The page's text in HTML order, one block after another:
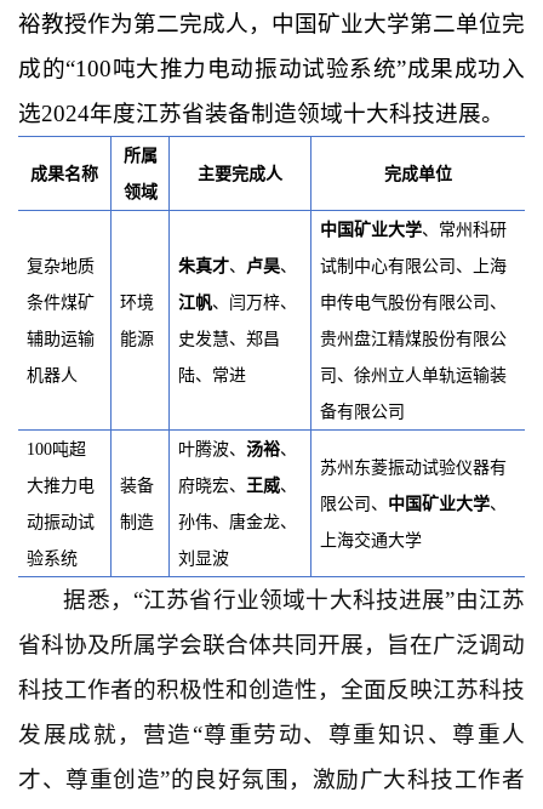
裕教授作为第二完成人，中国矿业大学第二单位完
成的“100吨大推力电动振动试验系统”成果成功入
选2024年度江苏省装备制造领域十大科技进展。
成果名称
所属
领域
主要完成人 完成单位
复杂地质
条件煤矿
辅助运输
机器人
环境
能源
朱真才、 卢昊、
江帆、 闫万梓、
史发慧、郑昌
陆、常进
中国矿业大学、常州科研
试制中心有限公司、上海
申传电气股份有限公司、
贵州盘江精煤股份有限公
司、徐州立人单轨运输装
备有限公司
100吨超
大推力电
动振动试
验系统
装备
制造
叶腾波、 汤裕、
府晓宏、 王威、
孙伟、唐金龙、
刘显波
苏州东菱振动试验仪器有
限公司、 中国矿业大学、
上海交通大学
据悉，“江苏省行业领域十大科技进展”由江苏
省科协及所属学会联合体共同开展，旨在广泛调动
科技工作者的积极性和创造性，全面反映江苏科技
发展成就，营造“尊重劳动、尊重知识、尊重人
才、尊重创造”的良好氛围，激励广大科技工作者